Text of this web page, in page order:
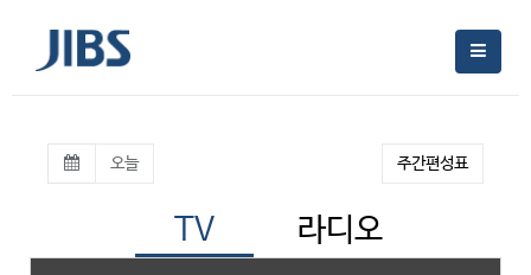
오늘
TV 라디오
주간편성표